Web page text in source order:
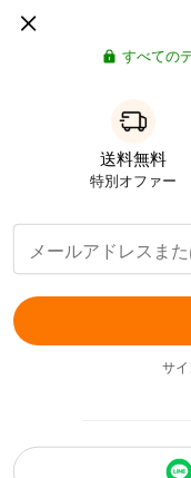
すべての
送料無料
特別オファー
サ